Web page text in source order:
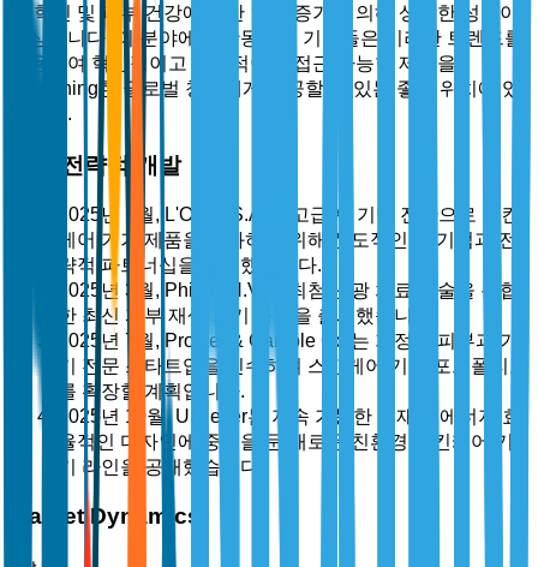
술 혁신 및 피부 건강에 대한 인식 증가에 의해 상당한 성장이
예상됩니다. 이 분야에서 활동하는 기업들은 이러한 트렌드를
활용하여 혁신적이고 효과적이며 접근 가능한 제품을
discerning한 글로벌 청중에게 제공할 수 있는 좋은 위치에 있
습니다.
최근 전략적 개발
2025년 1월, L'Oréal S.A.는 고급 AI 기반 진단으로 스킨
케어 기기 제품을 강화하기 위해 선도적인 AI 기업과 전
략적 파트너십을 발표했습니다.
2025년 3월, Philips N.V.는 최첨단 광 치료 기술을 통합
한 최신 피부 재생 기기 라인을 출시했습니다.
2025년 7월, Procter & Gamble Co.는 가정용 피부과 기
기 전문 스타트업을 인수하여 스킨케어 기술 포트폴리오
를 확장할 계획입니다.
2025년 10월, Unilever는 지속 가능한 소재와 에너지 효
율적인 디자인에 중점을 둔 새로운 친환경 스킨케어 기
기 라인을 공개했습니다.
Market Dynamics